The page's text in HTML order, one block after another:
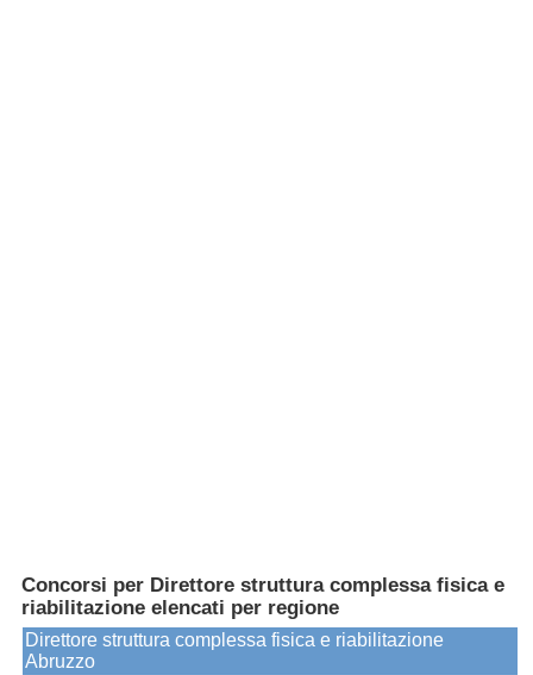
Concorsi per Direttore struttura complessa fisica e
riabilitazione elencati per regione
Direttore struttura complessa fisica e riabilitazione
Abruzzo